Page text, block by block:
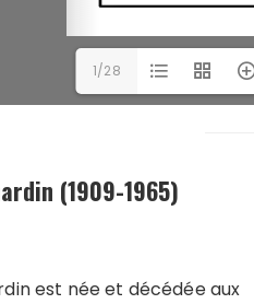
1/28
(1909-1965)
est née et décédée aux